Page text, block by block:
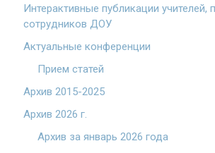
Интерактивные публикации учителей,
сотрудников ДОУ
Актуальные конференции
Прием статей
Архив 2015-2025
Архив 2026 г.
Архив за январь 2026 года